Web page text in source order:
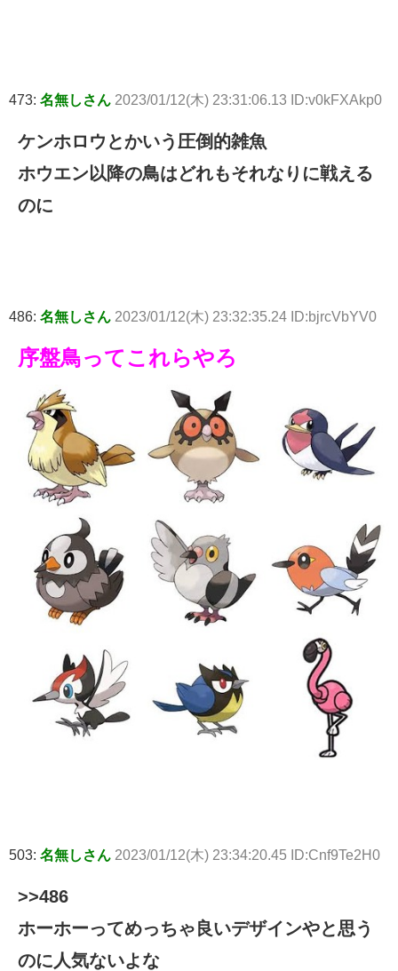
473: 名無しさん 2023/01/12(木) 23:31:06.13 ID:v0kFXAkp0
ケンホロウとかいう圧倒的雑魚
ホウエン以降の鳥はどれもそれなりに戦える
のに
486: 名無しさん 2023/01/12(木) 23:32:35.24 ID:bjrcVbYV0
序盤鳥ってこれらやろ
503: 名無しさん 2023/01/12(木) 23:34:20.45 ID:Cnf9Te2H0
>>486
ホーホーってめっちゃ良いデザインやと思う
のに人気ないよな